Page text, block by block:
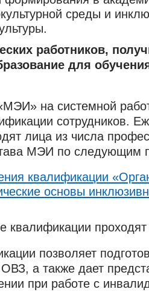
среды и
работников,
для
на системной
сотрудников.
лица из числа
МЭИ по следующим
квалификации
основы
квалификации
позволяет
а также дает
при работе с